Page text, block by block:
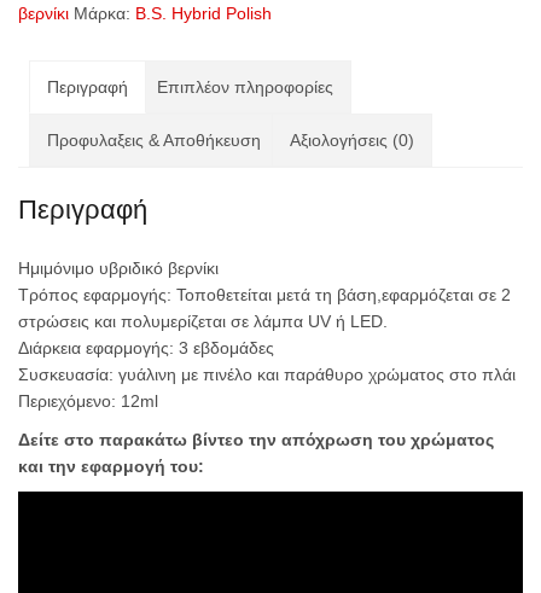
βερνίκι Μάρκα: B.S. Hybrid Polish
Περιγραφή Επιπλέον πληροφορίες
Προφυλαξεις & Αποθήκευση Αξιολογήσεις (0)
Περιγραφή
Ημιμόνιμο υβριδικό βερνίκι
Τρόπος εφαρμογής: Τοποθετείται μετά τη βάση,εφαρμόζεται σε 2
στρώσεις και πολυμερίζεται σε λάμπα UV ή LED.
Διάρκεια εφαρμογής: 3 εβδομάδες
Συσκευασία: γυάλινη με πινέλο και παράθυρο χρώματος στο πλάι
Περιεχόμενο: 12ml
Δείτε στο παρακάτω βίντεο την απόχρωση του χρώματος
και την εφαρμογή του: